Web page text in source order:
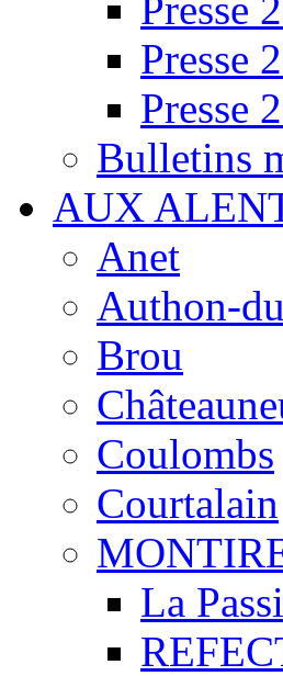
Presse
Presse
Bulletins
AUX
Anet
Authon-
Brou
Coulombs
Courtalain
La